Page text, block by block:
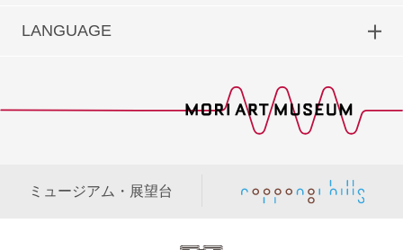
LANGUAGE
ミュージアム・展望台